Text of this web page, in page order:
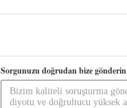
Sorgunuzu doğrudan bize gönderin